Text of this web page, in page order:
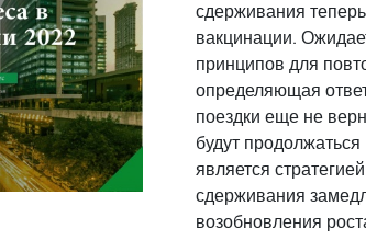
сдерживания
вакцинации.
принципов для
определяющая
поездки еще не
будут
является
сдерживания
возобновления